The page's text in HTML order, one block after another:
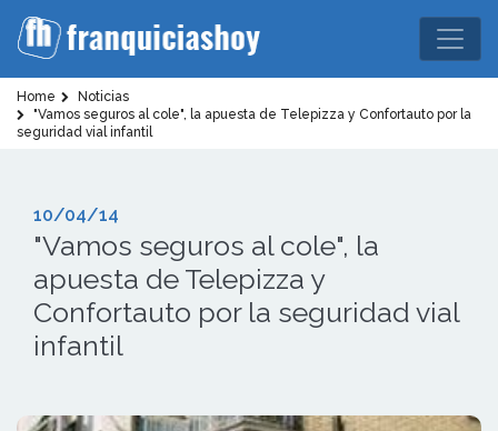
Home
Noticias
"Vamos seguros al cole", la apuesta de Telepizza y Confortauto por la
seguridad vial infantil
10/04/14
"Vamos seguros al cole", la
apuesta de Telepizza y
Confortauto por la seguridad vial
infantil